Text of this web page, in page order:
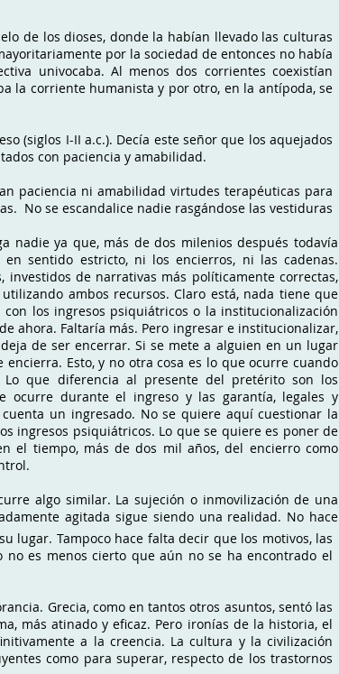
de los dioses, donde la habían llevado las culturas
por la sociedad de entonces no había
univocaba. Al menos dos corrientes coexistían
la corriente humanista y por otro, en la antípoda, se
(siglos I-II a.c.). Decía este señor que los aquejados
con paciencia y amabilidad.
paciencia ni amabilidad virtudes terapéuticas para
No se escandalice nadie rasgándose las vestiduras
nadie ya que, más de dos milenios después todavía
sentido estricto, ni los encierros, ni las cadenas.
investidos de narrativas más políticamente correctas,
ambos recursos. Claro está, nada tiene que
los ingresos psiquiátricos o la institucionalización
ahora. Faltaría más. Pero ingresar e institucionalizar,
de ser encerrar. Si se mete a alguien en un lugar
Esto, y no otra cosa es lo que ocurre cuando
que diferencia al presente del pretérito son los
ocurre durante el ingreso y las garantía, legales y
un ingresado. No se quiere aquí cuestionar la
ingresos psiquiátricos. Lo que se quiere es poner de
el tiempo, más de dos mil años, del encierro como
algo similar. La sujeción o inmovilización de una
agitada sigue siendo una realidad. No hace
lugar. Tampoco hace falta decir que los motivos, las
es menos cierto que aún no se ha encontrado el
Grecia, como en tantos otros asuntos, sentó las
más atinado y eficaz. Pero ironías de la historia, el
a la creencia. La cultura y la civilización
como para superar, respecto de los trastornos